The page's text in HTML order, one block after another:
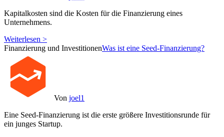
Kapitalkosten sind die Kosten für die Finanzierung eines
Unternehmens.
Weiterlesen >
Finanzierung und InvestitionenWas ist eine Seed-Finanzierung?
Von joel1
Eine Seed-Finanzierung ist die erste größere Investitionsrunde für
ein junges Startup.